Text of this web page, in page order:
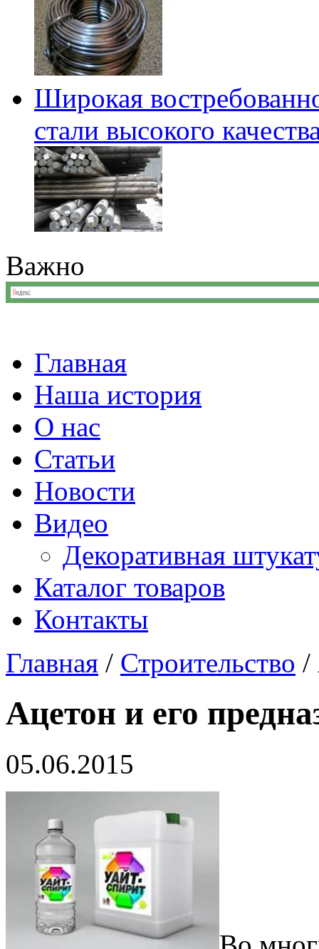
Широкая
стали высокого
Важно
Главная
Наша история
О нас
Статьи
Новости
Видео
Декоративная
Каталог товаров
Контакты
Главная / Строительство /
Ацетон и его
05.06.2015